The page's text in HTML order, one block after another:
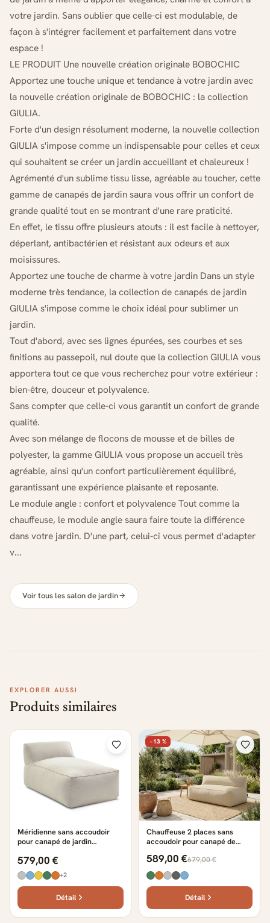
votre jardin. Sans oublier que celle-ci est modulable, de
façon à s'intégrer facilement et parfaitement dans votre
espace !
LE PRODUIT Une nouvelle création originale BOBOCHIC
Apportez une touche unique et tendance à votre jardin avec
la nouvelle création originale de BOBOCHIC : la collection
GIULIA.
Forte d'un design résolument moderne, la nouvelle collection
GIULIA s'impose comme un indispensable pour celles et ceux
qui souhaitent se créer un jardin accueillant et chaleureux !
Agrémenté d'un sublime tissu lisse, agréable au toucher, cette
gamme de canapés de jardin saura vous offrir un confort de
grande qualité tout en se montrant d'une rare praticité.
En effet, le tissu offre plusieurs atouts : il est facile à nettoyer,
déperlant, antibactérien et résistant aux odeurs et aux
moisissures.
Apportez une touche de charme à votre jardin Dans un style
moderne très tendance, la collection de canapés de jardin
GIULIA s'impose comme le choix idéal pour sublimer un
jardin.
Tout d'abord, avec ses lignes épurées, ses courbes et ses
finitions au passepoil, nul doute que la collection GIULIA vous
apportera tout ce que vous recherchez pour votre extérieur :
bien-être, douceur et polyvalence.
Sans compter que celle-ci vous garantit un confort de grande
qualité.
Avec son mélange de flocons de mousse et de billes de
polyester, la gamme GIULIA vous propose un accueil très
agréable, ainsi qu'un confort particulièrement équilibré,
garantissant une expérience plaisante et reposante.
Le module angle : confort et polyvalence Tout comme la
chauffeuse, le module angle saura faire toute la différence
dans votre jardin. D'une part, celui-ci vous permet d'adapter
v...
Voir tous les salon de jardin
EXPLORER AUSSI
Produits similaires
Méridienne sans accoudoir
pour canapé de jardin
579,00 €
+2
Détail
−13 %
Chauffeuse 2 places sans
accoudoir pour canapé de
589,00 €679,00 €
Détail